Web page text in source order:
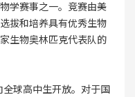
学赛事之一。竞赛由美
拔和培养具有优秀生物
生物奥林匹克代表队的
球高中生开放。对于国